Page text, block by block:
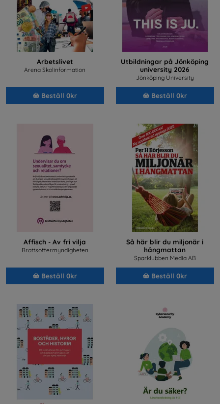
Arbetslivet
Arena Skolinformation
Beställ 0kr
Utbildningar på Jönköping
university 2026
Jönköping University
Beställ 0kr
Affisch - Av fri vilja
Brottsoffermyndigheten
Beställ 0kr
Så här blir du miljonär i
hängmattan
Sparklubben Media AB
Beställ 0kr